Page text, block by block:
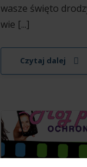
wasze święto
wie [...]
Czytaj dalej